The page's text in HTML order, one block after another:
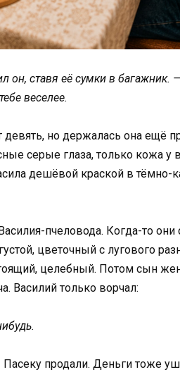
он, ставя её сумки в багажник.
веселее.
но держалась она ещё
серые глаза, только кожа у
дешёвой краской в тёмно-
пчеловода. Когда-то они
цветочный с лугового
целебный. Потом сын
Василий только ворчал:
Пасеку продали. Деньги тоже